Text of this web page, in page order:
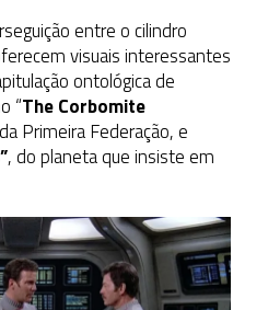
entre o cilindro
visuais interessantes
ontológica de
“The Corbomite
Primeira Federação, e
, do planeta que insiste em